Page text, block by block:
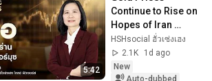
5:42
Continue to Rise on
Hopes of Iran
Opening the Strait
of Hormuz
HSHsocial ฮั่วเซ่งเฮง
2.1K
1d ago
New
Auto-dubbed